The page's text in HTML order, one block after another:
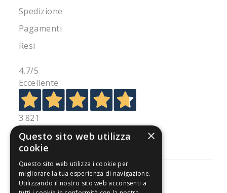
Spedizione
Pagamenti
Resi
4,7/5
Eccellente
3.821
Recensioni
×
Questo sito web utilizza
cookie
Questo sito web utilizza i cookie per
migliorare la tua esperienza di navigazione.
Utilizzando il nostro sito web acconsenti a